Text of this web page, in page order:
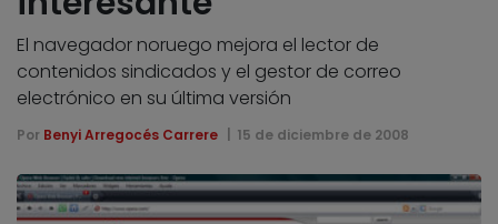
El navegador noruego mejora el lector de
contenidos sindicados y el gestor de correo
electrónico en su última versión
Por Benyi Arregocés Carrere 15 de diciembre de 2008